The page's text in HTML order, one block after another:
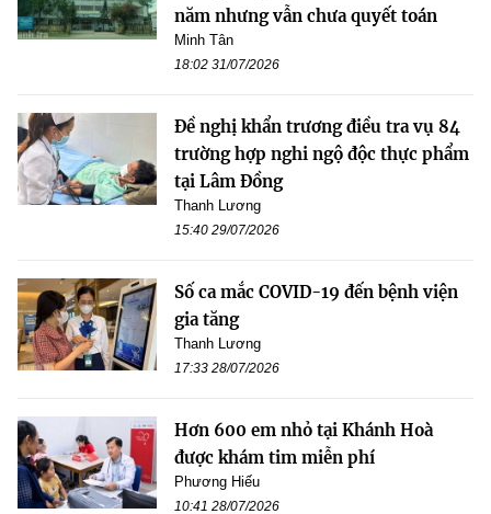
năm nhưng vẫn chưa quyết toán
Minh Tân
18:02 31/07/2026
Đề nghị khẩn trương điều tra vụ 84
trường hợp nghi ngộ độc thực phẩm
tại Lâm Đồng
Thanh Lương
15:40 29/07/2026
Số ca mắc COVID-19 đến bệnh viện
gia tăng
Thanh Lương
17:33 28/07/2026
Hơn 600 em nhỏ tại Khánh Hoà
được khám tim miễn phí
Phương Hiếu
10:41 28/07/2026